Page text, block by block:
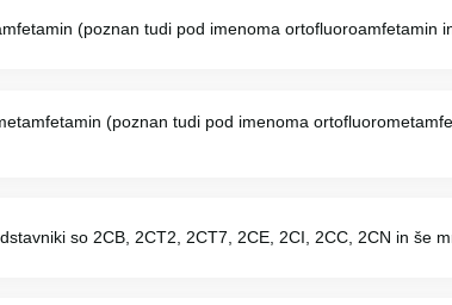
(poznan tudi pod imenoma ortofluoroamfetamin
(poznan tudi pod imenoma
so 2CB, 2CT2, 2CT7, 2CE, 2CI, 2CC, 2CN in še